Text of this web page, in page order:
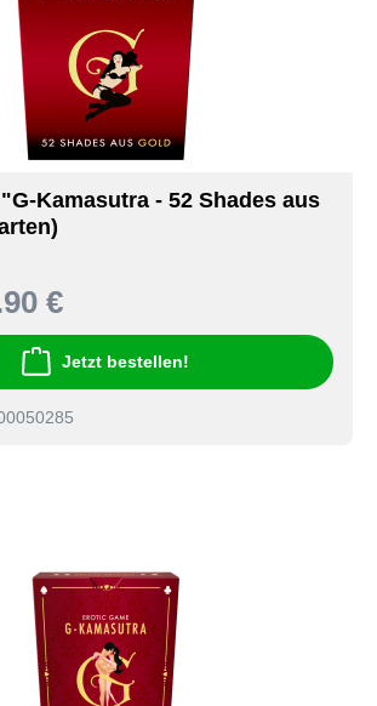
Kamasutra - 52 Shades aus
€
Jetzt bestellen!